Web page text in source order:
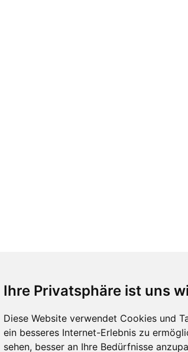
Ihre Privatsphäre ist uns
Diese Website verwendet Cookies und
ein besseres Internet-Erlebnis zu
sehen, besser an Ihre Bedürfnisse